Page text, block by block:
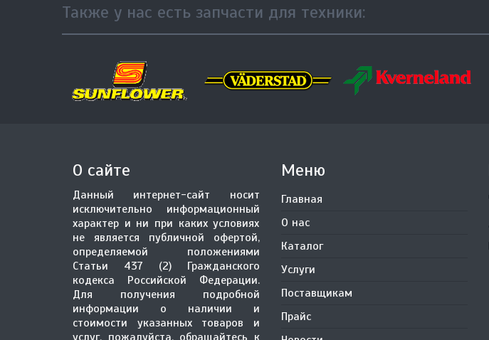
Также у нас есть запчасти для техники:
О сайте
Данный интернет-сайт носит
исключительно информационный
характер и ни при каких условиях
не является публичной офертой,
определяемой положениями
Статьи 437 (2) Гражданского
кодекса Российской Федерации.
Для получения подробной
информации о наличии и
стоимости указанных товаров и
услуг, пожалуйста, обращайтесь к
Меню
Главная
О нас
Каталог
Услуги
Поставщикам
Прайс